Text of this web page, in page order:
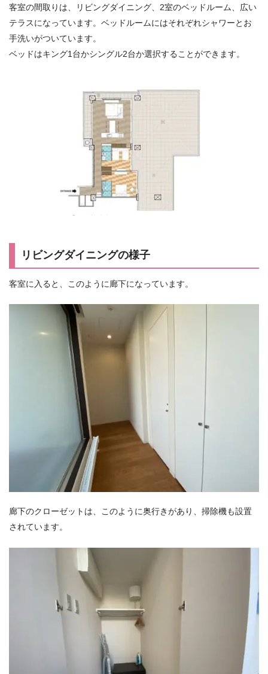
客室の間取りは、リビングダイニング、2室のベッドルーム、広い
テラスになっています。ベッドルームにはそれぞれシャワーとお
手洗いがついています。
ベッドはキング1台かシングル2台か選択することができます。
リビングダイニングの様子
客室に入ると、このように廊下になっています。
廊下のクローゼットは、このように奥行きがあり、掃除機も設置
されています。